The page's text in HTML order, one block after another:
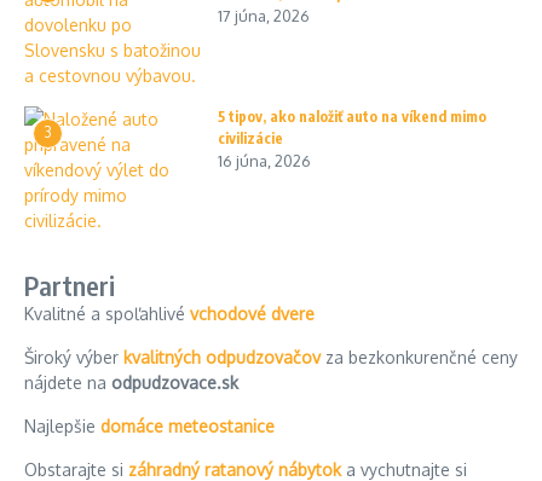
17 júna, 2026
3
5 tipov, ako naložiť auto na víkend mimo
civilizácie
16 júna, 2026
Partneri
Kvalitné a spoľahlivé vchodové dvere
Široký výber kvalitných odpudzovačovza bezkonkurenčné ceny
nájdete na odpudzovace.sk
Najlepšie domáce meteostanice
Obstarajte si záhradný ratanový nábytoka vychutnajte si